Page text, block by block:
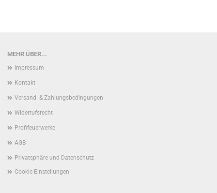
MEHR ÜBER...
Impressum
Kontakt
Versand- & Zahlungsbedingungen
Widerrufsrecht
Profifeuerwerke
AGB
Privatsphäre und Datenschutz
Cookie Einstellungen